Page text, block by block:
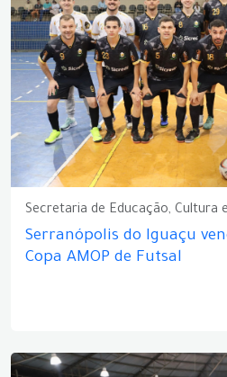
Secretaria de Educação, Cultura
Serranópolis do Iguaçu
Copa AMOP de Futsal